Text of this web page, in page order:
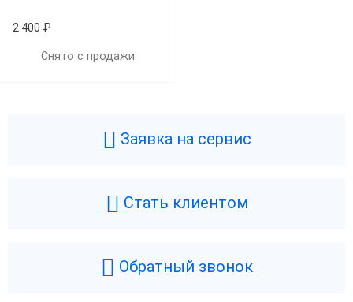
2 400 ₽
Снято с продажи
Заявка на сервис
Стать клиентом
Обратный звонок